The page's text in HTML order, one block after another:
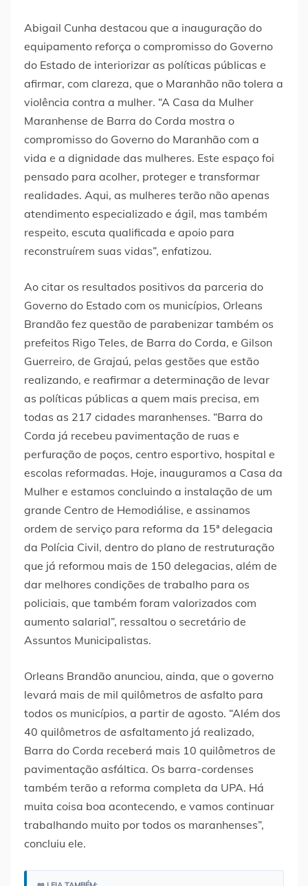
Abigail Cunha destacou que a inauguração do
equipamento reforça o compromisso do Governo
do Estado de interiorizar as políticas públicas e
afirmar, com clareza, que o Maranhão não tolera a
violência contra a mulher. “A Casa da Mulher
Maranhense de Barra do Corda mostra o
compromisso do Governo do Maranhão com a
vida e a dignidade das mulheres. Este espaço foi
pensado para acolher, proteger e transformar
realidades. Aqui, as mulheres terão não apenas
atendimento especializado e ágil, mas também
respeito, escuta qualificada e apoio para
reconstruírem suas vidas”, enfatizou.
Ao citar os resultados positivos da parceria do
Governo do Estado com os municípios, Orleans
Brandão fez questão de parabenizar também os
prefeitos Rigo Teles, de Barra do Corda, e Gilson
Guerreiro, de Grajaú, pelas gestões que estão
realizando, e reafirmar a determinação de levar
as políticas públicas a quem mais precisa, em
todas as 217 cidades maranhenses. “Barra do
Corda já recebeu pavimentação de ruas e
perfuração de poços, centro esportivo, hospital e
escolas reformadas. Hoje, inauguramos a Casa da
Mulher e estamos concluindo a instalação de um
grande Centro de Hemodiálise, e assinamos
ordem de serviço para reforma da 15ª delegacia
da Polícia Civil, dentro do plano de restruturação
que já reformou mais de 150 delegacias, além de
dar melhores condições de trabalho para os
policiais, que também foram valorizados com
aumento salarial”, ressaltou o secretário de
Assuntos Municipalistas.
Orleans Brandão anunciou, ainda, que o governo
levará mais de mil quilômetros de asfalto para
todos os municípios, a partir de agosto. “Além dos
40 quilômetros de asfaltamento já realizado,
Barra do Corda receberá mais 10 quilômetros de
pavimentação asfáltica. Os barra-cordenses
também terão a reforma completa da UPA. Há
muita coisa boa acontecendo, e vamos continuar
trabalhando muito por todos os maranhenses”,
concluiu ele.